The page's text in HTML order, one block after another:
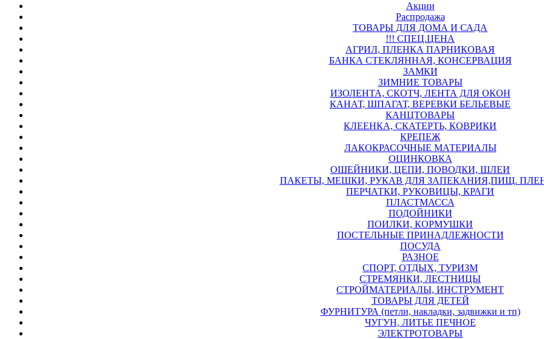
Акции
Распродажа
ТОВАРЫ ДЛЯ ДОМА И САДА
!!! СПЕЦ.ЦЕНА
АГРИЛ, ПЛЕНКА ПАРНИКОВАЯ
БАНКА СТЕКЛЯННАЯ, КОНСЕРВАЦИЯ
ЗАМКИ
ЗИМНИЕ ТОВАРЫ
ИЗОЛЕНТА, СКОТЧ, ЛЕНТА ДЛЯ ОКОН
КАНАТ, ШПАГАТ, ВЕРЕВКИ БЕЛЬЕВЫЕ
КАНЦТОВАРЫ
КЛЕЕНКА, СКАТЕРТЬ, КОВРИКИ
КРЕПЕЖ
ЛАКОКРАСОЧНЫЕ МАТЕРИАЛЫ
ОЦИНКОВКА
ОШЕЙНИКИ, ЦЕПИ, ПОВОДКИ, ШЛЕИ
ПАКЕТЫ, МЕШКИ, РУКАВ ДЛЯ ЗАПЕКАНИЯ,ПИЩ.
ПЕРЧАТКИ, РУКОВИЦЫ, КРАГИ
ПЛАСТМАССА
ПОДОЙНИКИ
ПОИЛКИ, КОРМУШКИ
ПОСТЕЛЬНЫЕ ПРИНАДЛЕЖНОСТИ
ПОСУДА
РАЗНОЕ
СПОРТ, ОТДЫХ, ТУРИЗМ
СТРЕМЯНКИ, ЛЕСТНИЦЫ
СТРОЙМАТЕРИАЛЫ, ИНСТРУМЕНТ
ТОВАРЫ ДЛЯ ДЕТЕЙ
ФУРНИТУРА (петли, накладки, задвижки и тп)
ЧУГУН, ЛИТЬЕ ПЕЧНОЕ
ЭЛЕКТРОТОВАРЫ